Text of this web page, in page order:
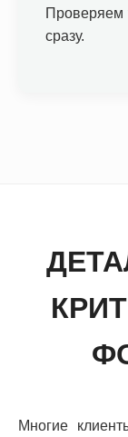
Проверяем
сразу.
Многие